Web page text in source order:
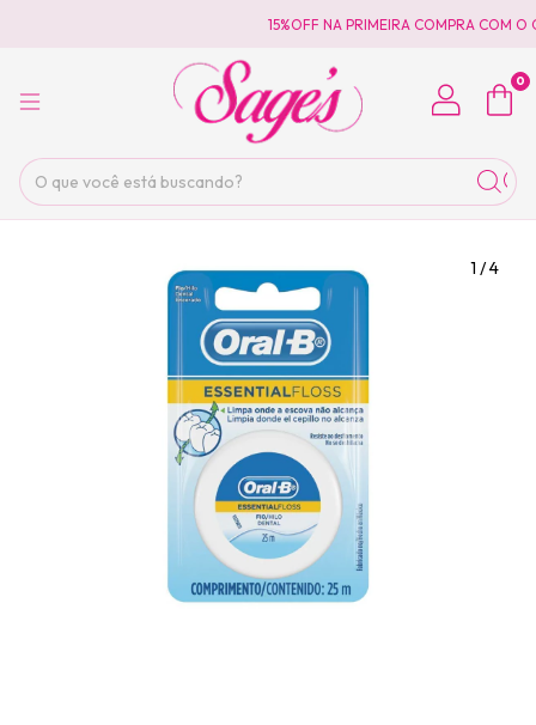
15%OFF NA PRIMEIRA COMPRA COM O
0
1 /4